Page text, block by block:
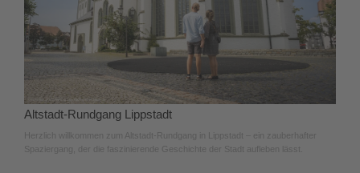
Altstadt-Rundgang Lippstadt
Herzlich willkommen zum Altstadt-Rundgang in Lippstadt – ein zauberhafter
Spaziergang, der die faszinierende Geschichte der Stadt aufleben lässt.